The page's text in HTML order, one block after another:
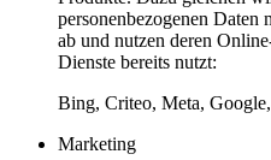
personenbezogenen Daten
ab und nutzen deren
Dienste bereits nutzt:
Bing, Criteo, Meta,
Marketing